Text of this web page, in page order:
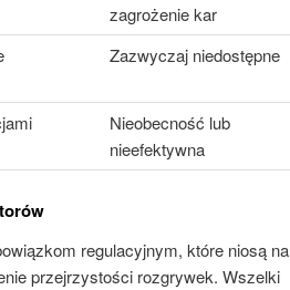
zagrożenie kar
Zazwyczaj niedostępne
Nieobecność lub
nieefektywna
regulacyjnym, które niosą na
przejrzystości rozgrywek. Wszelki